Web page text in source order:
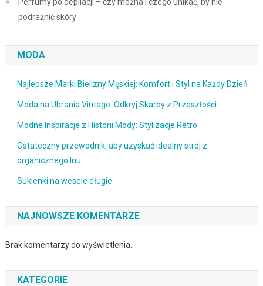
podrażnić skóry
MODA
Najlepsze Marki Bielizny Męskiej: Komfort i Styl na Każdy Dzień
Moda na Ubrania Vintage: Odkryj Skarby z Przeszłości
Modne Inspiracje z Historii Mody: Stylizacje Retro
Ostateczny przewodnik, aby uzyskać idealny strój z
organicznego lnu
Sukienki na wesele długie
NAJNOWSZE KOMENTARZE
Brak komentarzy do wyświetlenia.
KATEGORIE